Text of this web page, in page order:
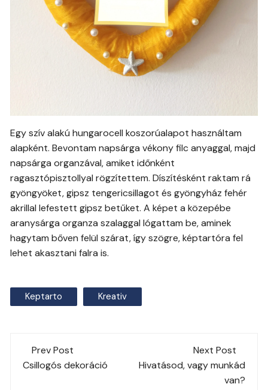
Egy szív alakú hungarocell koszorúalapot használtam
alapként. Bevontam napsárga vékony filc anyaggal, majd
napsárga organzával, amiket időnként
ragasztópisztollyal rögzítettem. Díszítésként raktam rá
gyöngyöket, gipsz tengericsillagot és gyöngyház fehér
akrillal lefestett gipsz betűket. A képet a közepébe
aranysárga organza szalaggal lógattam be, aminek
hagytam bőven felül szárat, így szögre, képtartóra fel
lehet akasztani falra is.
Keptarto Kreativ
Post
navigation
Prev Post
Csillogós dekoráció
Next Post
Hivatásod, vagy munkád
van?